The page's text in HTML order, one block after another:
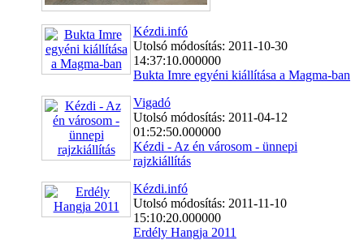
Kézdi.infó
Utolsó módosítás: 2011-10-30
14:37:10.000000
Bukta Imre egyéni kiállítása a Magma-ban
Vigadó
Utolsó módosítás: 2011-04-12
01:52:50.000000
Kézdi - Az én városom - ünnepi
rajzkiállítás
Kézdi.infó
Utolsó módosítás: 2011-11-10
15:10:20.000000
Erdély Hangja 2011